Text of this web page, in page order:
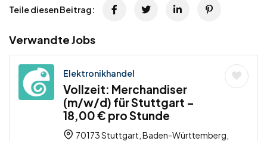
Teile diesen Beitrag:
Verwandte Jobs
Elektronikhandel
Vollzeit: Merchandiser
(m/w/d) für Stuttgart –
18,00 € pro Stunde
70173 Stuttgart, Baden-Württemberg,